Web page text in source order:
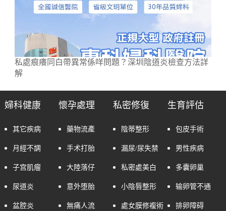
私處痕癢同白帶異常係咩問題？深圳陰道炎檢查方法詳
解
婦科健康
其它疾病
月經不調
子宫肌瘤
尿道炎
盆腔炎
懷孕處理
藥物流產
手术打胎
大陸落仔
意外堕胎
無痛人流
私密修復
陰蒂整形
漏尿/尿失禁
私密處美白
小陰唇整形
處女膜修複術
生育評估
包皮手術
男性疾病
多囊卵巢
输卵管不通
排卵障碍